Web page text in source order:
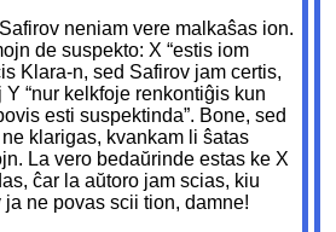
neniam vere malkaŝas ion.
de suspekto: X “estis iom
Klara-n, sed Safirov jam certis,
Y “nur kelkfoje renkontiĝis kun
esti suspektinda”. Bone, sed
klarigas, kvankam li ŝatas
La vero bedaŭrinde estas ke X
ĉar la aŭtoro jam scias, kiu
ne povas scii tion, damne!